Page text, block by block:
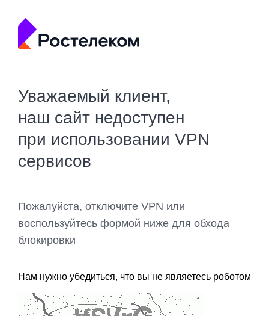
Уважаемый клиент,
наш сайт недоступен
при использовании VPN
сервисов
Пожалуйста, отключите VPN или
воспользуйтесь формой ниже для обхода
блокировки
Нам нужно убедиться, что вы не являетесь роботом